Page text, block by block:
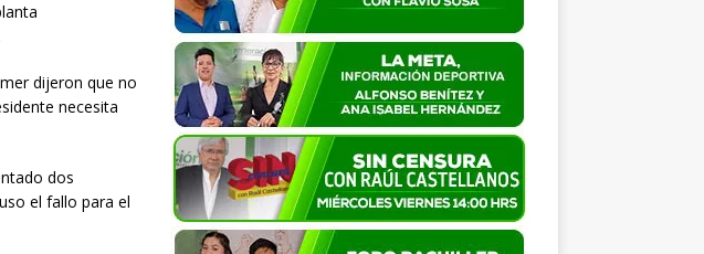
dijeron que no
necesita
dos
el fallo para el